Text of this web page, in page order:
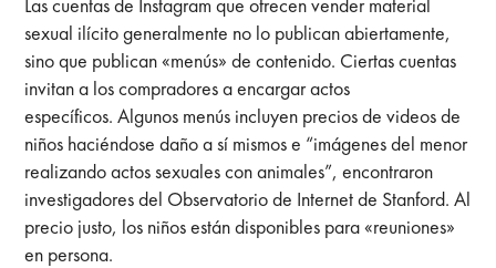
sexual ilícito generalmente no lo publican abiertamente,
sino que publican «menús» de contenido. Ciertas cuentas
invitan a los compradores a encargar actos
específicos. Algunos menús incluyen precios de videos de
niños haciéndose daño a sí mismos e “imágenes del menor
realizando actos sexuales con animales”, encontraron
investigadores del Observatorio de Internet de Stanford. Al
precio justo, los niños están disponibles para «reuniones»
en persona.